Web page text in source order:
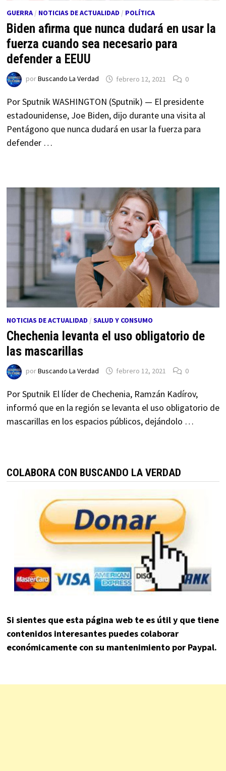
GUERRA/ NOTICIAS DE ACTUALIDAD / POLÍTICA
Biden afirma que nunca dudará en usar la
fuerza cuando sea necesario para
defender a EEUU
porBuscando La Verdad febrero 12, 2021 0
Por Sputnik WASHINGTON (Sputnik) — El presidente
estadounidense, Joe Biden, dijo durante una visita al
Pentágono que nunca dudará en usar la fuerza para
defender …
NOTICIAS DE ACTUALIDAD / SALUD Y CONSUMO
Chechenia levanta el uso obligatorio de
las mascarillas
porBuscando La Verdad febrero 12, 2021 0
Por Sputnik El líder de Chechenia, Ramzán Kadírov,
informó que en la región se levanta el uso obligatorio de
mascarillas en los espacios públicos, dejándolo …
COLABORA CON BUSCANDO LA VERDAD
Si sientes que esta página web te es útil y que tiene
contenidos interesantes puedes colaborar
económicamente con su mantenimiento por Paypal.